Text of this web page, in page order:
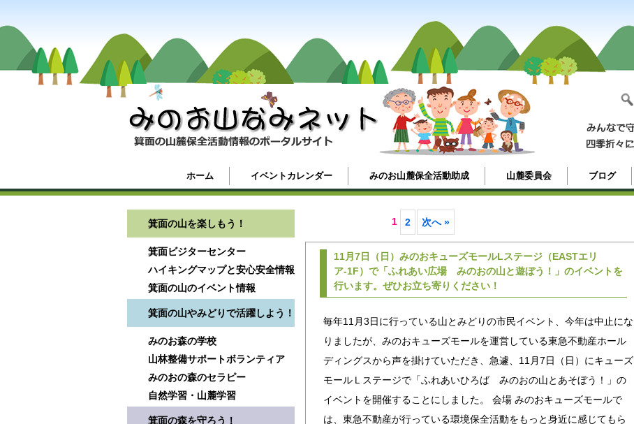
ホーム イベントカレンダー みのお山麓保全活動助成 山麓委員会 ブログ
箕面の山を楽しもう！
箕面ビジターセンター
ハイキングマップと安心安全情報
箕面の山のイベント情報
箕面の山やみどりで活躍しよう！
みのお森の学校
山林整備サポートボランティア
みのおの森のセラピー
自然学習・山麓学習
箕面の森を守ろう！
1 2 次へ »
11月7日（日）みのおキューズモールLステージ（EASTエリ
ア-1F）で「ふれあい広場 みのおの山と遊ぼう！」のイベントを
行います。ぜひお立ち寄りください！
毎年11月3日に行っている山とみどりの市民イベント、今年は中止にな
りましたが、みのおキューズモールを運営している東急不動産ホール
ディングスから声を掛けていただき、急遽、11月7日（日）にキューズ
モールＬステージで「ふれあいひろば みのおの山とあそぼう！」の
イベントを開催することにしました。 会場 みのおキューズモールで
は、東急不動産が行っている環境保全活動をもっと身近に感じてもら